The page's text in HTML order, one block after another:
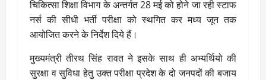
चिकित्सा शिक्षा विभाग के अन्तर्गत 28 मई को होने जा रही स्टाफ
नर्स की सीधी भर्ती परीक्षा को स्थगित कर मध्य जून तक
आयोजित करने के निर्देश दिये हैं।
मुख्यमंत्री तीरथ सिंह रावत ने इसके साथ ही अभ्यर्थियो की
सुरक्षा व सुविधा हेतु उक्त परीक्षा प्रदेश के दो जनपदों की बजाय